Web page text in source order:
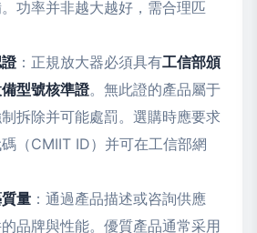
功率并非越大越好，需合理匹
：正規放大器必須具有工信部頒
型號核準證。無此證的產品屬于
拆除并可能處罰。選購時應要求
（CMIIT ID）并可在工信部網
量 ：通過產品描述或咨詢供應
品牌與性能。優質產品通常采用